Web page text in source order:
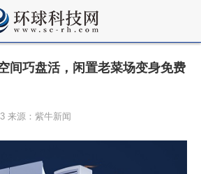
间巧盘活，闲置老菜场变身免费
来源：紫牛新闻